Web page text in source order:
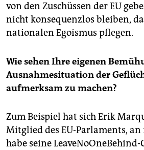
von den Zuschüssen der EU
nicht konsequenzlos bleiben,
nationalen Egoismus pflegen.
Wie sehen Ihre eigenen
Ausnahmesituation der
aufmerksam zu machen?
Zum Beispiel hat sich Erik
Mitglied des EU-Parlaments,
habe seine LeaveNoOneBehind-